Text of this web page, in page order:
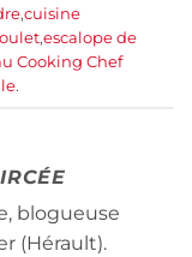
,cuisine
,escalope de
Cooking Chef
.
blogueuse
(Hérault).